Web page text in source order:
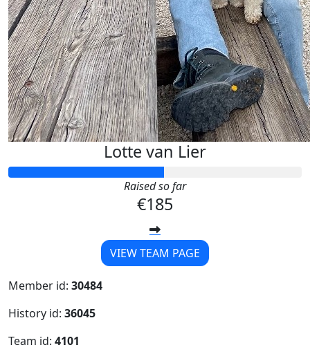
Lotte van Lier
Raised so far
€185
VIEW TEAM PAGE
Member id: 30484
History id: 36045
Team id: 4101